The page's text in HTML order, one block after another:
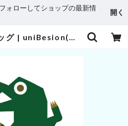
ォローしてショップの最新情
開く
クラッチバッグ | uniBesion(ユニビジョン)